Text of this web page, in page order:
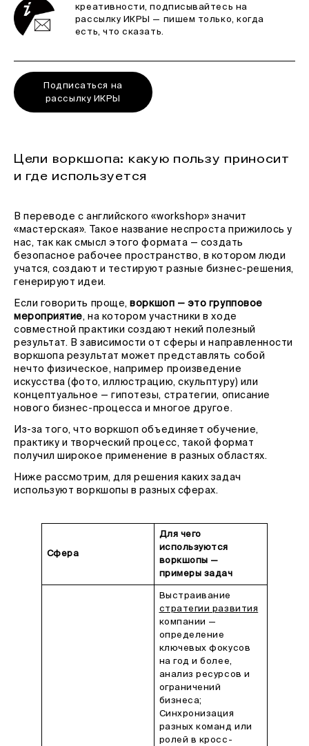
креативности, подписывайтесь на
рассылку ИКРЫ — пишем только, когда
есть, что сказать.
Подписаться на
рассылку ИКРЫ
Цели воркшопа: какую пользу приносит
и где используется
В переводе с английского «workshop» значит
«мастерская». Такое название неспроста прижилось у
нас, так как смысл этого формата — создать
безопасное рабочее пространство, в котором люди
учатся, создают и тестируют разные бизнес-решения,
генерируют идеи.
Если говорить проще,воркшоп — это групповое
мероприятие, на котором участники в ходе
совместной практики создают некий полезный
результат. В зависимости от сферы и направленности
воркшопа результат может представлять собой
нечто физическое, например произведение
искусства (фото, иллюстрацию, скульптуру) или
концептуальное — гипотезы, стратегии, описание
нового бизнес-процесса и многое другое.
Из-за того, что воркшоп объединяет обучение,
практику и творческий процесс, такой формат
получил широкое применение в разных областях.
Ниже рассмотрим, для решения каких задач
используют воркшопы в разных сферах.
Сфера
Для чего
используются
воркшопы —
примеры задач
Выстраивание
стратегии развития
компании —
определение
ключевых фокусов
на год и более,
анализ ресурсов и
ограничений
бизнеса;
Синхронизация
разных команд или
ролей в кросс-